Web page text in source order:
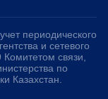
периодического
и сетевого
связи,
по
Казахстан.